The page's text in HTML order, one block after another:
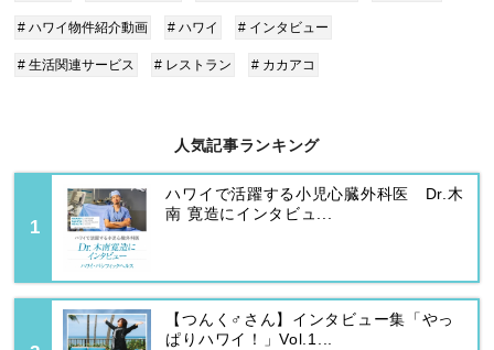
# ハワイ物件紹介動画 # ハワイ # インタビュー
# 生活関連サービス # レストラン # カカアコ
人気記事ランキング
ハワイで活躍する小児心臓外科医 Dr.木
南 寛造にインタビュ...
【つんく♂さん】インタビュー集「やっ
ぱりハワイ！」Vol.1...